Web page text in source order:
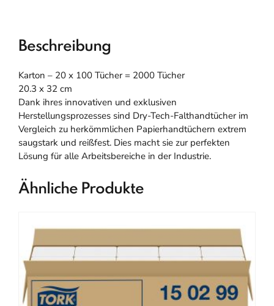
Beschreibung
Karton – 20 x 100 Tücher = 2000 Tücher
20.3 x 32 cm
Dank ihres innovativen und exklusiven
Herstellungsprozesses sind Dry-Tech-Falthandtücher im
Vergleich zu herkömmlichen Papierhandtüchern extrem
saugstark und reißfest. Dies macht sie zur perfekten
Lösung für alle Arbeitsbereiche in der Industrie.
Ähnliche Produkte